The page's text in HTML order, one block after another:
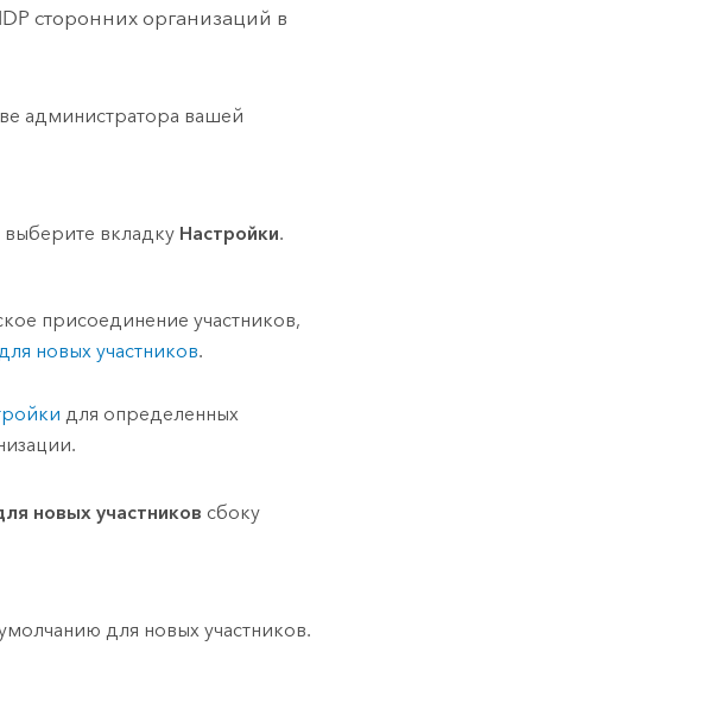
сторонних организаций в
администратора вашей
выберите вкладку Настройки.
присоединение участников,
новых участников.
для определенных
новых участников сбоку
для новых участников.